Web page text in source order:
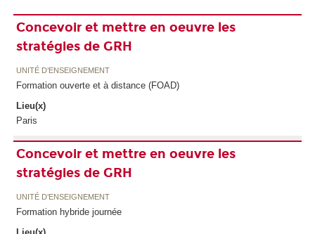
Concevoir et mettre en oeuvre les
stratégies de GRH
UNITÉ D’ENSEIGNEMENT
Formation ouverte et à distance (FOAD)
Lieu(x)
Paris
Concevoir et mettre en oeuvre les
stratégies de GRH
UNITÉ D’ENSEIGNEMENT
Formation hybride journée